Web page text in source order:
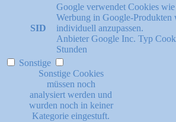
SID
Google verwendet Cookies
Werbung in Google-Produkten
individuell anzupassen.
Anbieter Google Inc. Typ
Stunden
Sonstige
Sonstige Cookies
müssen noch
analysiert werden und
wurden noch in keiner
Kategorie eingestuft.